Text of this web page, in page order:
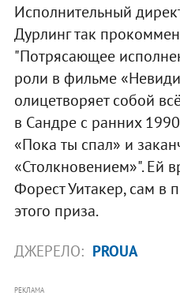
Исполнительный
Дурлинг так
"Потрясающее
роли в фильме
олицетворяет собой
в Сандре с ранних
«Пока ты спал» и
«Столкновением»". Ей
Форест Уитакер, сам в
этого приза.
ДЖЕРЕЛО: PROUA
РЕКЛАМА